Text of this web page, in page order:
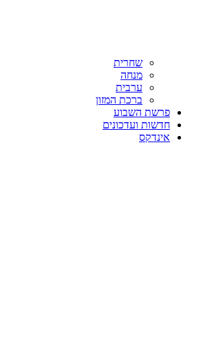
שחרית
מנחה
ערבית
ברכת המזון
פרשת השבוע
חדשות ועדכונים
אינדקס